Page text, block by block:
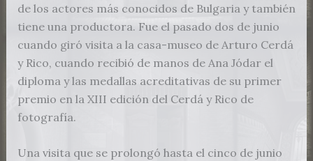
de los actores más conocidos de Bulgaria y también
tiene una productora. Fue el pasado dos de junio
cuando giró visita a la casa-museo de Arturo Cerdá
y Rico, cuando recibió de manos de Ana Jódar el
diploma y las medallas acreditativas de su primer
premio en la XIII edición del Cerdá y Rico de
fotografía.
Una visita que se prolongó hasta el cinco de junio